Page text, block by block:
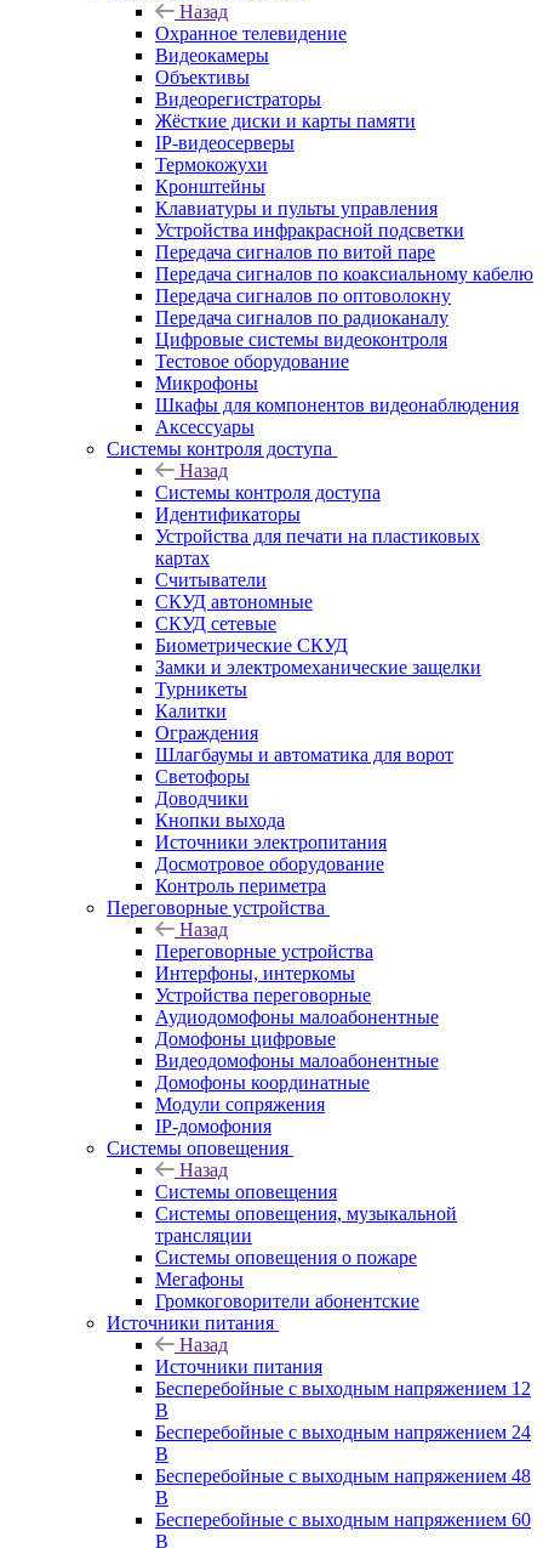
Назад
Охранное телевидение
Видеокамеры
Объективы
Видеорегистраторы
Жёсткие диски и карты памяти
IP-видеосерверы
Термокожухи
Кронштейны
Клавиатуры и пульты управления
Устройства инфракрасной подсветки
Передача сигналов по витой паре
Передача сигналов по коаксиальному кабелю
Передача сигналов по оптоволокну
Передача сигналов по радиоканалу
Цифровые системы видеоконтроля
Тестовое оборудование
Микрофоны
Шкафы для компонентов видеонаблюдения
Аксессуары
Системы контроля доступа
Назад
Системы контроля доступа
Идентификаторы
Устройства для печати на пластиковых
картах
Считыватели
СКУД автономные
СКУД сетевые
Биометрические СКУД
Замки и электромеханические защелки
Турникеты
Калитки
Ограждения
Шлагбаумы и автоматика для ворот
Светофоры
Доводчики
Кнопки выхода
Источники электропитания
Досмотровое оборудование
Контроль периметра
Переговорные устройства
Назад
Переговорные устройства
Интерфоны, интеркомы
Устройства переговорные
Аудиодомофоны малоабонентные
Домофоны цифровые
Видеодомофоны малоабонентные
Домофоны координатные
Модули сопряжения
IP-домофония
Системы оповещения
Назад
Системы оповещения
Системы оповещения, музыкальной
трансляции
Системы оповещения о пожаре
Мегафоны
Громкоговорители абонентские
Источники питания
Назад
Источники питания
Бесперебойные с выходным напряжением 12
В
Бесперебойные с выходным напряжением 24
В
Бесперебойные с выходным напряжением 48
В
Бесперебойные с выходным напряжением 60
В